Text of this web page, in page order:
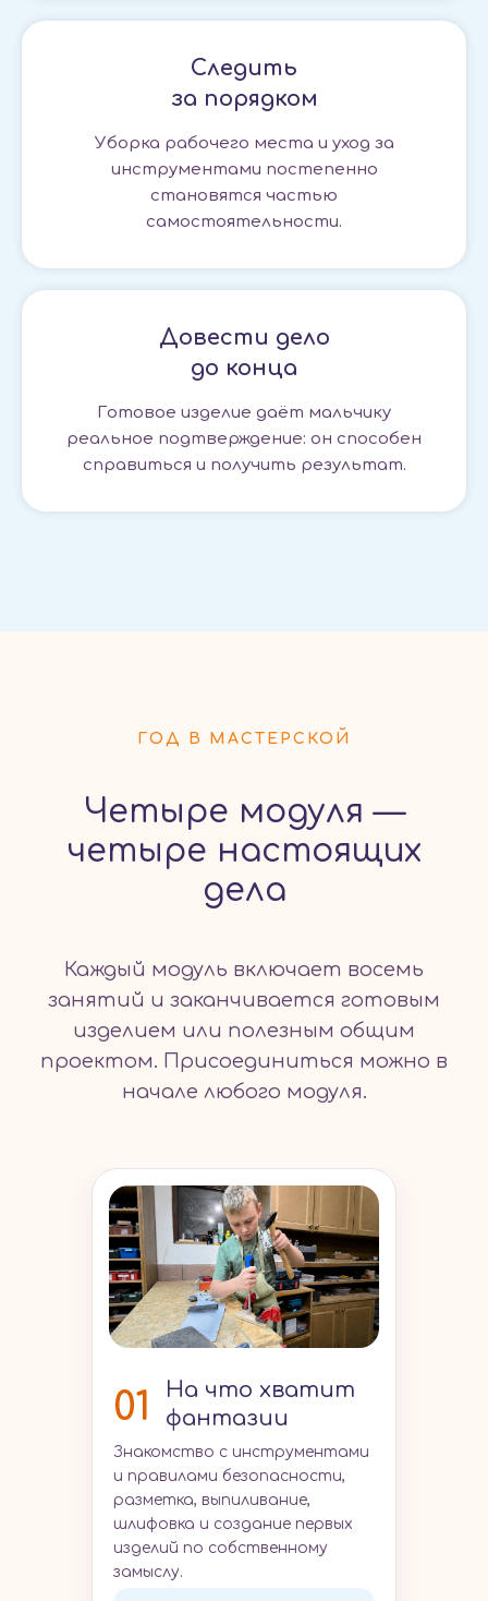
Следить
за порядком
Уборка рабочего места и уход за
инструментами постепенно
становятся частью
самостоятельности.
Довести дело
до конца
Готовое изделие даёт мальчику
реальное подтверждение: он способен
справиться и получить результат.
ГОД В МАСТЕРСКОЙ
Четыре модуля —
четыре настоящих
дела
Каждый модуль включает восемь
занятий и заканчивается готовым
изделием или полезным общим
проектом. Присоединиться можно в
начале любого модуля.
01
На что хватит
фантазии
Знакомство с инструментами
и правилами безопасности,
разметка, выпиливание,
шлифовка и создание первых
изделий по собственному
замыслу.